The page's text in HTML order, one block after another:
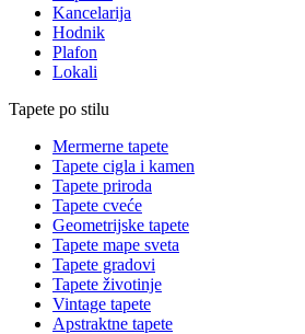
Kancelarija
Hodnik
Plafon
Lokali
Tapete po stilu
Mermerne tapete
Tapete cigla i kamen
Tapete priroda
Tapete cveće
Geometrijske tapete
Tapete mape sveta
Tapete gradovi
Tapete životinje
Vintage tapete
Apstraktne tapete